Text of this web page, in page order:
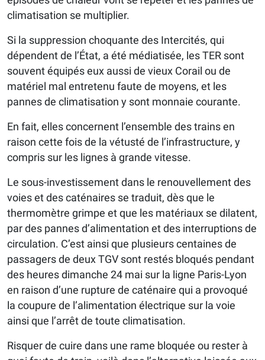
climatisation se multiplier.
Si la suppression choquante des Intercités, qui
dépendent de l’État, a été médiatisée, les TER sont
souvent équipés eux aussi de vieux Corail ou de
matériel mal entretenu faute de moyens, et les
pannes de climatisation y sont monnaie courante.
En fait, elles concernent l’ensemble des trains en
raison cette fois de la vétusté de l’infrastructure, y
compris sur les lignes à grande vitesse.
Le sous-investissement dans le renouvellement des
voies et des caténaires se traduit, dès que le
thermomètre grimpe et que les matériaux se dilatent,
par des pannes d’alimentation et des interruptions de
circulation. C’est ainsi que plusieurs centaines de
passagers de deux TGV sont restés bloqués pendant
des heures dimanche 24 mai sur la ligne Paris-Lyon
en raison d’une rupture de caténaire qui a provoqué
la coupure de l’alimentation électrique sur la voie
ainsi que l’arrêt de toute climatisation.
Risquer de cuire dans une rame bloquée ou rester à